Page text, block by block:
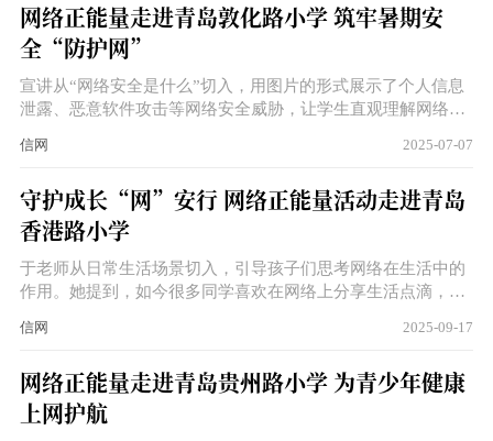
网络正能量走进青岛敦化路小学 筑牢暑期安
全“防护网”
宣讲从“网络安全是什么”切入，用图片的形式展示了个人信息
泄露、恶意软件攻击等网络安全威胁，让学生直观理解网络安
绝网络谣言”“保护隐私信息”等知识的掌握，鼓励孩子们争
信网 2025-07-07
守护成长“网”安行 网络正能量活动走进青岛
香港路小学
于老师从日常生活场景切入，引导孩子们思考网络在生活中的
作用。她提到，如今很多同学喜欢在网络上分享生活点滴，那
的力量。同样，在上学放学的路上，如果同学们看到有意思的
的多彩，让网络成为展现生活美好的窗口。
信网 2025-09-17
网络正能量走进青岛贵州路小学 为青少年健康
上网护航